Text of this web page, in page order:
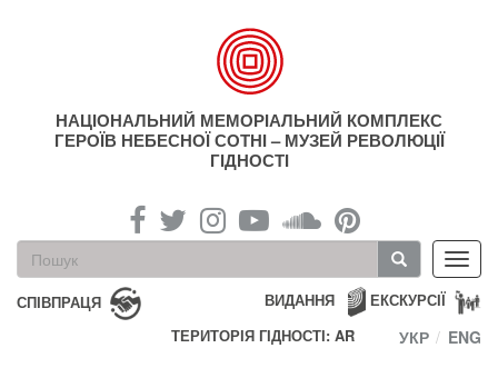
НАЦІОНАЛЬНИЙ МЕМОРІАЛЬНИЙ КОМПЛЕКС
ГЕРОЇВ НЕБЕСНОЇ СОТНІ – МУЗЕЙ РЕВОЛЮЦІЇ
ГІДНОСТІ
Пошукова
форма
Пошук
СПІВПРАЦЯ ЕКСКУРСІЇ
ВИДАННЯ
ТЕРИТОРІЯ ГІДНОСТІ: AR
УКР ENG